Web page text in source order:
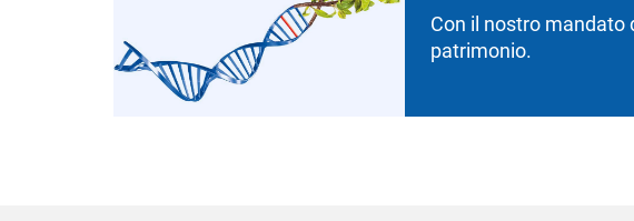
Con il nostro mandato
patrimonio.